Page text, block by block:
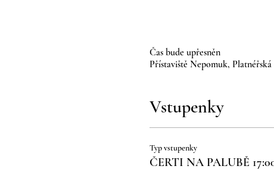
Čas bude upřesněn
Přístaviště Nepomuk,
Vstupenky
Typ vstupenky
ČERTI NA PALUBĚ